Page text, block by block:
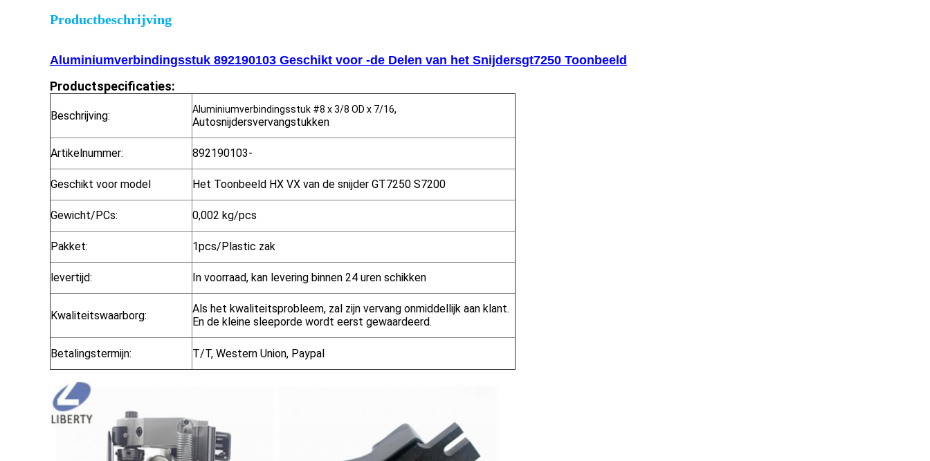
Productbeschrijving
Aluminiumverbindingsstuk 892190103 Geschikt voor -de Delen van het Snijdersgt7250 Toonbeeld
Productspecificaties:
Beschrijving: Aluminiumverbindingsstuk #8 x 3/8 OD x 7/16,
Autosnijdersvervangstukken
Artikelnummer: 892190103-
Geschikt voor model Het Toonbeeld HX VX van de snijder GT7250 S7200
Gewicht/PCs: 0,002 kg/pcs
Pakket: 1pcs/Plastic zak
levertijd: In voorraad, kan levering binnen 24 uren schikken
Kwaliteitswaarborg:
Als het kwaliteitsprobleem, zal zijn vervang onmiddellijk aan klant.
En de kleine sleeporde wordt eerst gewaardeerd.
Betalingstermijn: T/T, Western Union, Paypal